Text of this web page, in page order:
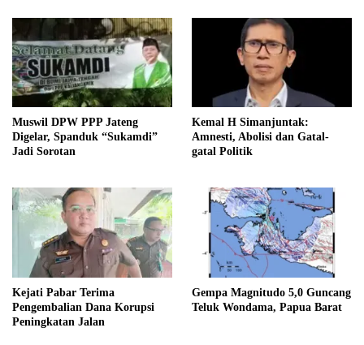
Muswil DPW PPP Jateng
Digelar, Spanduk “Sukamdi”
Jadi Sorotan
Kemal H Simanjuntak:
Amnesti, Abolisi dan Gatal-
gatal Politik
Kejati Pabar Terima
Pengembalian Dana Korupsi
Peningkatan Jalan
Gempa Magnitudo 5,0 Guncang
Teluk Wondama, Papua Barat